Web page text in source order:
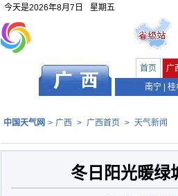
今天是2026年8月7日 星期五
首页
广
南宁
桂
中国天气网 > 广西 > 广西首页 > 天气新闻
冬日阳光暖绿